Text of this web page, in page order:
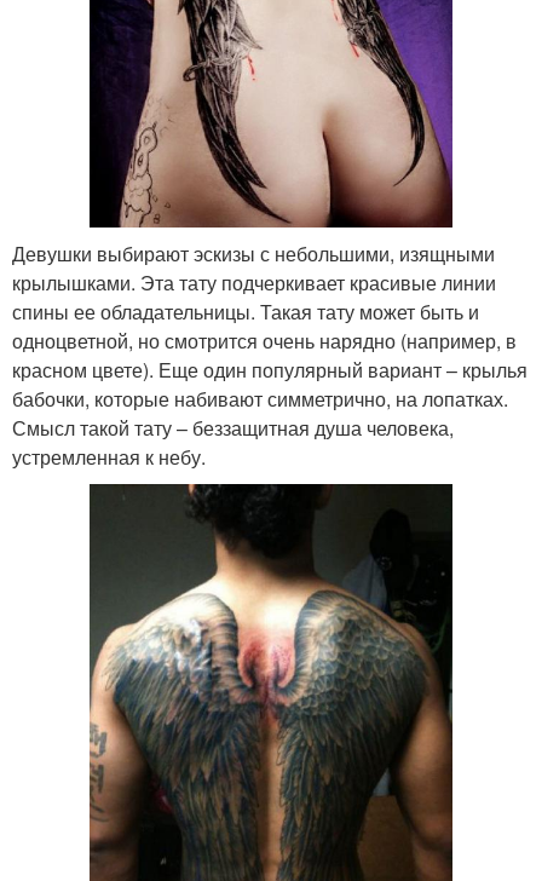
Девушки выбирают эскизы с небольшими, изящными
крылышками. Эта тату подчеркивает красивые линии
спины ее обладательницы. Такая тату может быть и
одноцветной, но смотрится очень нарядно (например, в
красном цвете). Еще один популярный вариант – крылья
бабочки, которые набивают симметрично, на лопатках.
Смысл такой тату – беззащитная душа человека,
устремленная к небу.